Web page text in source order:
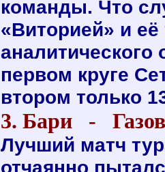
команды. Что
«Виторией» и
первом круге
втором только
3. Бари -
Лучший матч
отчаянно